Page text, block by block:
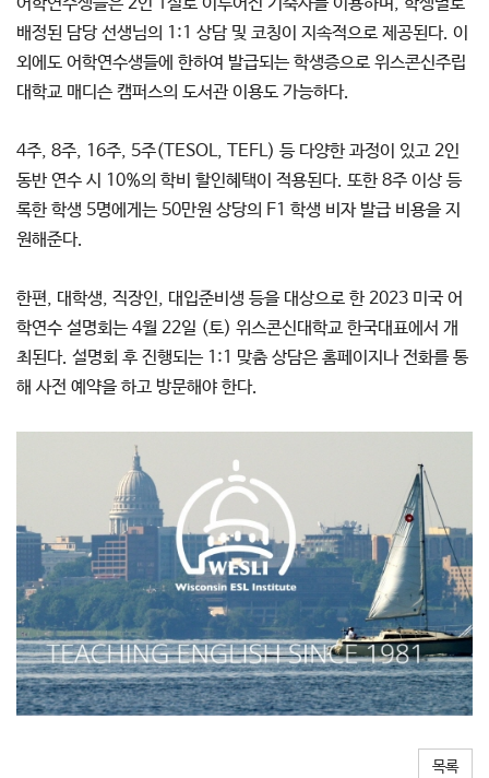
배정된 담당 선생님의 1:1 상담 및 코칭이 지속적으로 제공된다. 이
외에도 어학연수생들에 한하여 발급되는 학생증으로 위스콘신주립
대학교 매디슨 캠퍼스의 도서관 이용도 가능하다.
4주, 8주, 16주, 5주(TESOL, TEFL) 등 다양한 과정이 있고 2인
동반 연수 시 10%의 학비 할인혜택이 적용된다. 또한 8주 이상 등
록한 학생 5명에게는 50만원 상당의 F1 학생 비자 발급 비용을 지
원해준다.
한편, 대학생, 직장인, 대입준비생 등을 대상으로 한 2023 미국 어
학연수 설명회는 4월 22일 (토) 위스콘신대학교 한국대표에서 개
최된다. 설명회 후 진행되는 1:1 맞춤 상담은 홈페이지나 전화를 통
해 사전 예약을 하고 방문해야 한다.
목록